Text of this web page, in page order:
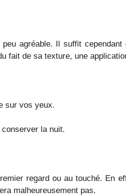
agréable. Il suffit
fait de sa texture, une
sur vos yeux.
la nuit.
regard ou au touché. En
malheureusement pas.